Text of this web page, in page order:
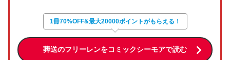
1冊70%OFF&最大20000ポイントがもらえる！
葬送のフリーレンをコミックシーモアで読む